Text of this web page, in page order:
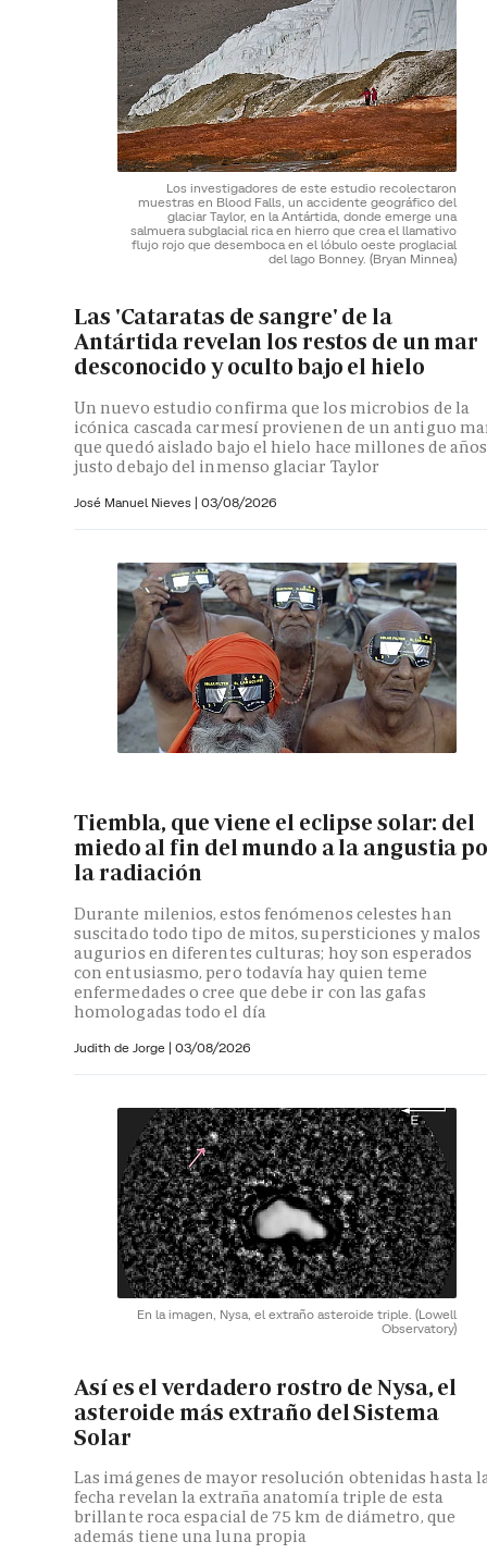
Los investigadores de este estudio recolectaron
muestras en Blood Falls, un accidente geográfico del
glaciar Taylor, en la Antártida, donde emerge una
salmuera subglacial rica en hierro que crea el llamativo
flujo rojo que desemboca en el lóbulo oeste proglacial
del lago Bonney. (Bryan Minnea)
Las 'Cataratas de sangre' de la
Antártida revelan los restos de un mar
desconocido y oculto bajo el hielo
Un nuevo estudio confirma que los microbios de la
icónica cascada carmesí provienen de un antiguo
que quedó aislado bajo el hielo hace millones de años
justo debajo del inmenso glaciar Taylor
José Manuel Nieves | 03/08/2026
Tiembla, que viene el eclipse solar: del
miedo al fin del mundo a la angustia
la radiación
Durante milenios, estos fenómenos celestes han
suscitado todo tipo de mitos, supersticiones y malos
augurios en diferentes culturas; hoy son esperados
con entusiasmo, pero todavía hay quien teme
enfermedades o cree que debe ir con las gafas
homologadas todo el día
Judith de Jorge | 03/08/2026
En la imagen, Nysa, el extraño asteroide triple. (Lowell
Observatory)
Así es el verdadero rostro de Nysa, el
asteroide más extraño del Sistema
Solar
Las imágenes de mayor resolución obtenidas hasta
fecha revelan la extraña anatomía triple de esta
brillante roca espacial de 75 km de diámetro, que
además tiene una luna propia